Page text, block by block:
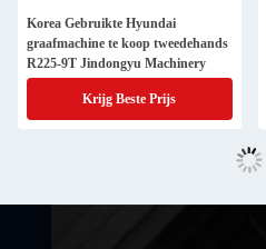
Korea Gebruikte Hyundai
graafmachine te koop tweedehands
R225-9T Jindongyu Machinery
Krijg Beste Prijs